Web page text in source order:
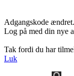
Adgangskode ændret.
Log på med din nye
Tak fordi du har
Luk